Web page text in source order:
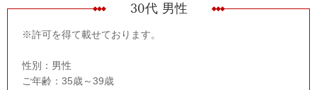
30代 男性
※許可を得て載せております。
性別：男性
ご年齢：35歳～39歳